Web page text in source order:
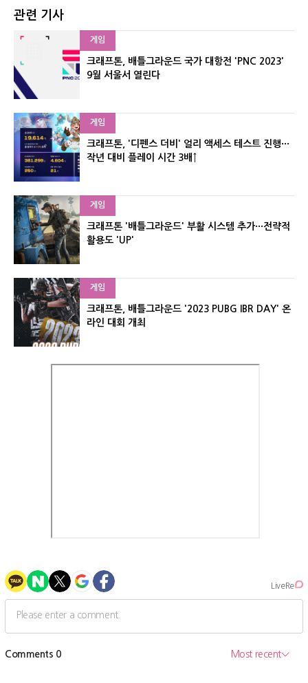
관련 기사
게임
크래프톤, 배틀그라운드 국가 대항전 'PNC 2023'
9월 서울서 열린다
게임
크래프톤, '디펜스 더비' 얼리 액세스 테스트 진행···
작년 대비 플레이 시간 3배↑
게임
크래프톤 '배틀그라운드' 부활 시스템 추가···전략적
활용도 'UP'
게임
크래프톤, 배틀그라운드 '2023 PUBG IBR DAY' 온
라인 대회 개최